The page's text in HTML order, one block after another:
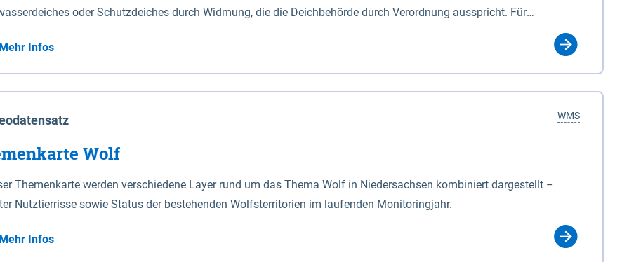
oder Schutzdeiches durch Widmung, die die Deichbehörde durch Verordnung ausspricht. Für
Deiche gelten die Bestimmungen des Niedersächsischen Deichgesetzes (NDG). Die Widmung "2.Deichlinie" ist
Sperrwerke Sperrwerke sind Bauwerke mit Sperrvorrichtungen in Tidegewässern, die dem
eines Gebietes vor erhöhten Tiden, vor allem vor Sturmfluten, zu dienen bestimmt sind (§2 Abs.3 NDG). Ein Bauwerk
Art erhält die Eigenschaft eines Sperrwerkes durch Widmung, die die Deichbehörde durch Verordnung
Mehr Infos
WMS
Wolf
Themenkarte werden verschiedene Layer rund um das Thema Wolf in Niedersachsen kombiniert dargestellt –
Nutztierrisse sowie Status der bestehenden Wolfsterritorien im laufenden Monitoringjahr.
Mehr Infos